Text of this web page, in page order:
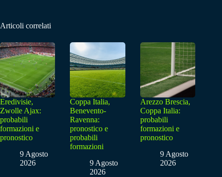
Articoli correlati
Eredivisie,
Zwolle Ajax:
probabili
formazioni e
pronostico
9 Agosto
2026
Coppa Italia,
Benevento-
Ravenna:
pronostico e
probabili
formazioni
9 Agosto
2026
Arezzo Brescia,
Coppa Italia:
probabili
formazioni e
pronostico
9 Agosto
2026